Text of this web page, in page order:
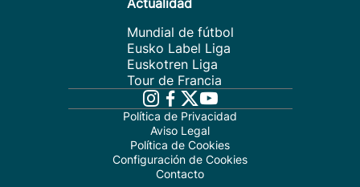
Actualidad
Mundial de fútbol
Eusko Label Liga
Euskotren Liga
Tour de Francia
Política de Privacidad
Aviso Legal
Política de Cookies
Configuración de Cookies
Contacto